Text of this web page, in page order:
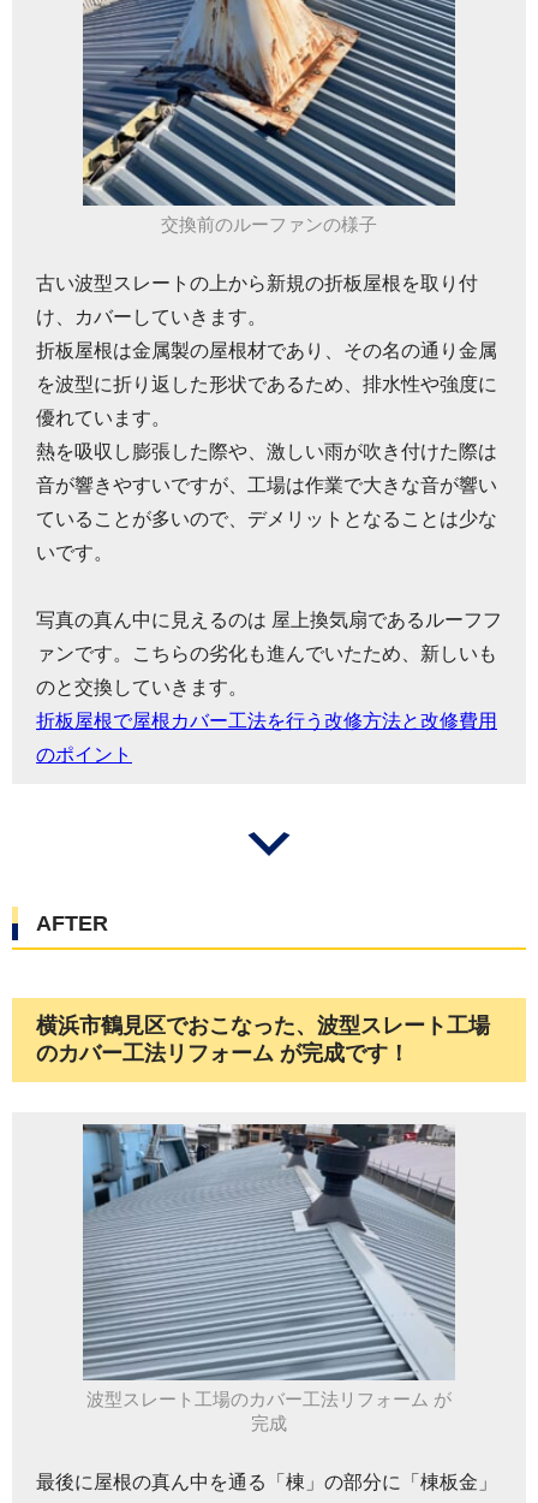
交換前のルーファンの様子
古い波型スレートの上から新規の折板屋根を取り付
け、カバーしていきます。
折板屋根は金属製の屋根材であり、その名の通り金属
を波型に折り返した形状であるため、排水性や強度に
優れています。
熱を吸収し膨張した際や、激しい雨が吹き付けた際は
音が響きやすいですが、工場は作業で大きな音が響い
ていることが多いので、デメリットとなることは少な
いです。
写真の真ん中に見えるのは 屋上換気扇であるルーフフ
ァンです。こちらの劣化も進んでいたため、新しいも
のと交換していきます。
折板屋根で屋根カバー工法を行う改修方法と改修費用
のポイント
AFTER
横浜市鶴見区でおこなった、波型スレート工場
のカバー工法リフォーム が完成です！
波型スレート工場のカバー工法リフォーム が
完成
最後に屋根の真ん中を通る「棟」の部分に「棟板金」